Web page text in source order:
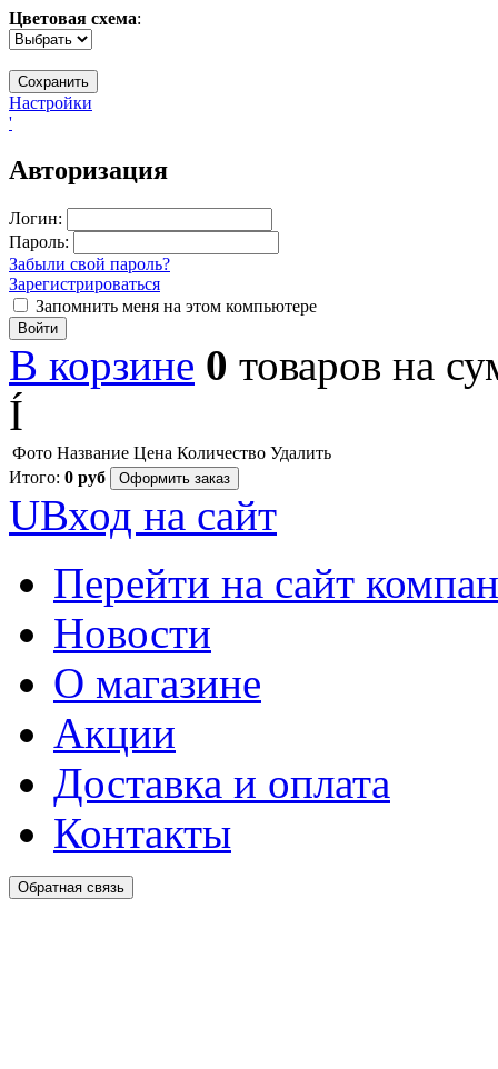
Цветовая схема:
Настройки
'
Авторизация
Логин:
Пароль:
Забыли свой пароль?
Зарегистрироваться
Запомнить меня на этом компьютере
Войти
В корзине 0 товаров на
Í
Фото Название Цена Количество Удалить
Итого: 0 руб Оформить заказ
UВход на сайт
Перейти на сайт
Новости
О магазине
Акции
Доставка и оплата
Контакты
Обратная связь